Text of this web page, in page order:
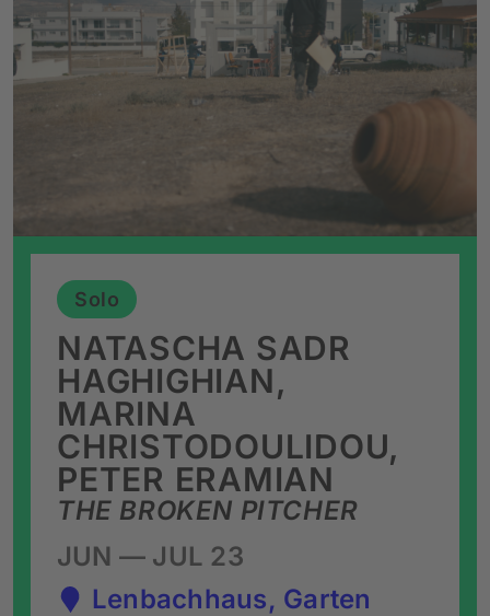
Solo
THE BROKEN PITCHER
NATASCHA SADR
HAGHIGHIAN,
MARINA
CHRISTODOULIDOU,
PETER ERAMIAN
JUN — JUL 23
Lenbachhaus, Garten